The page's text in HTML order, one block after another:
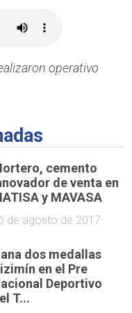
operativo
cemento
de venta en
y MAVASA
de agosto de 2017
dos medallas
en el Pre
Deportivo
T...